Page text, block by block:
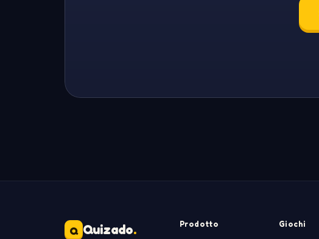
Q Quizado. Prodotto Giochi